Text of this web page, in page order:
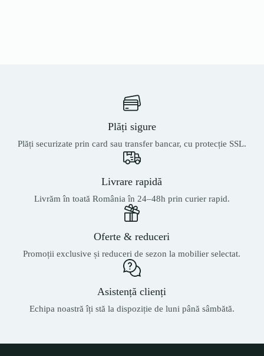
Plăți sigure
Plăți securizate prin card sau transfer bancar, cu protecție SSL.
Livrare rapidă
Livrăm în toată România în 24–48h prin curier rapid.
Oferte & reduceri
Promoții exclusive și reduceri de sezon la mobilier selectat.
Asistență clienți
Echipa noastră îți stă la dispoziție de luni până sâmbătă.